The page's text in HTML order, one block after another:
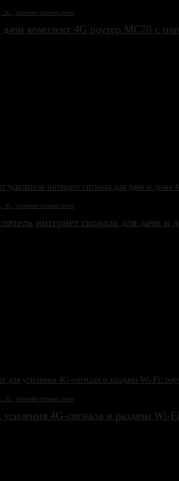
3G, усиление сигнала связи
комплект 4G роутер MC70 с
3G, усиление сигнала связи
интернет сигнала для дачи
3G, усиление сигнала связи
4G‑сигнала и раздачи